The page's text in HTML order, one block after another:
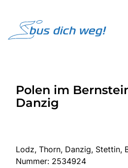
Highlights
Service
Polen im
Danzig
Lodz, Thorn, Danzig, Stettin,
Nummer: 2534924